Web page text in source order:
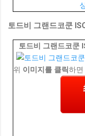
토드비 그랜드코쿤
토드비 그랜드코쿤
위 이미지를 클릭하면